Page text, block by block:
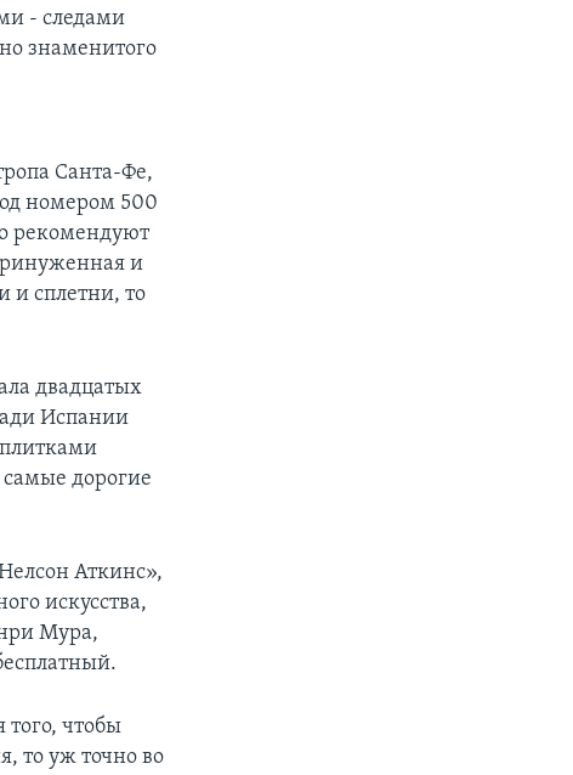
- следами
знаменитого
Санта-Фе,
номером 500
рекомендуют
и
и сплетни, то
двадцатых
Испании
дорогие
Аткинс»,
искусства,
Мура,
того, чтобы
то уж точно во